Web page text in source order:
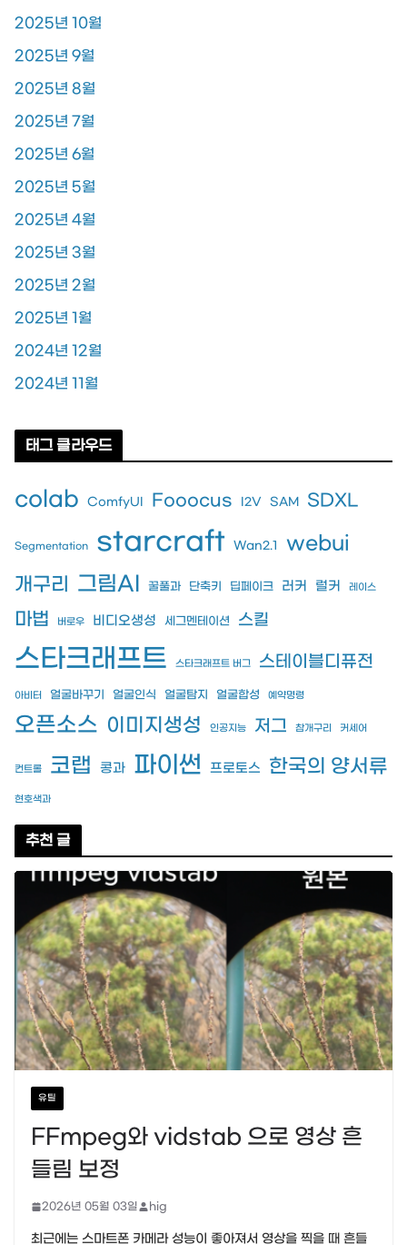
2025년 10월
2025년 9월
2025년 8월
2025년 7월
2025년 6월
2025년 5월
2025년 4월
2025년 3월
2025년 2월
2025년 1월
2024년 12월
2024년 11월
태그 클라우드
colab ComfyUI Fooocus I2V SAM SDXL
Segmentation starcraft Wan2.1
webui
개구리 그림AI 꿀풀과 단축키 딥페이크 러커 럴커 레이스
마법 버로우 비디오생성 세그멘테이션 스킬
스타크래프트 스타크래프트 버그 스테이블디퓨전
아비터 얼굴바꾸기 얼굴인식 얼굴탐지 얼굴합성 예약명령
오픈소스 이미지생성 인공지능 저그 참개구리 커세어
컨트롤 코랩 콩과 파이썬 프로토스 한국의 양서류
현호색과
추천 글
유틸
FFmpeg와 vidstab 으로 영상 흔
들림 보정
2026년 05월 03일 hig
최근에는 스마트폰 카메라 성능이 좋아져서 영상을 찍을 때 흔들